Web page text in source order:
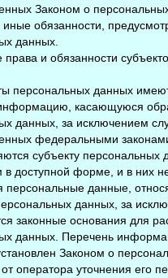
Законом о
иные обязанности,
данных.
и обязанности
персональных данных
касающуюся
данных, за исключением
федеральными
субъекту персональных
в доступной форме, и в них
персональные данные,
данных, за
законные основания для
данных. Перечень
Законом о
оператора уточнения его